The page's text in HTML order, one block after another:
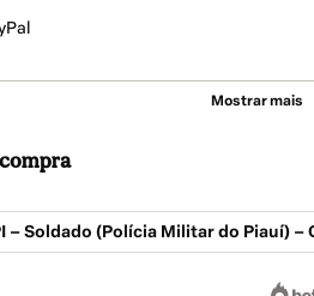
Mostrar mais
– Soldado (Polícia Militar do Piauí) –